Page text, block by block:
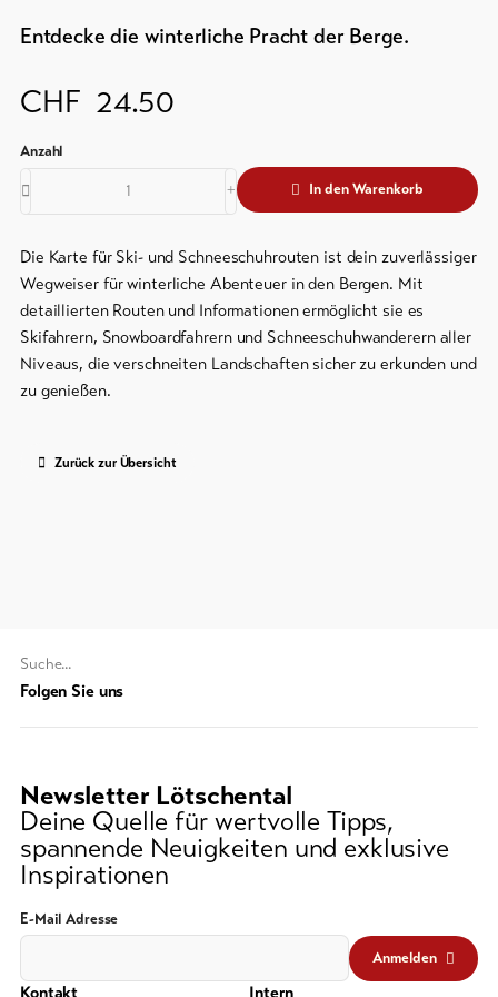
&
Service
Wetter
DEENFR
Events
Kurtaxe
&
Gästekarte
Regionaler
Wichtige
Kontakte
Tourist
Information
Lötschental
Gewerbe
Skipässe
Gutscheine
Souvenirs
Entdecke die winterliche Pracht der Berge.
CHF 24.50
In den Warenkorb
Die Karte für Ski- und Schneeschuhrouten ist dein zuverlässiger
Wegweiser für winterliche Abenteuer in den Bergen. Mit
detaillierten Routen und Informationen ermöglicht sie es
Skifahrern, Snowboardfahrern und Schneeschuhwanderern aller
Niveaus, die verschneiten Landschaften sicher zu erkunden und
zu genießen.
Zurück zur Übersicht
Suchwort
Folgen Sie uns
Newsletter Lötschental
Deine Quelle für wertvolle Tipps,
spannende Neuigkeiten und exklusive
Inspirationen
E-Mail Adresse
Anmelden
Kontakt Intern